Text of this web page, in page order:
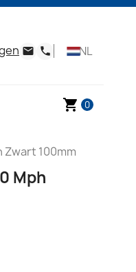
email phone NL
shopping_cart 0
Zwart 100mm
Mph